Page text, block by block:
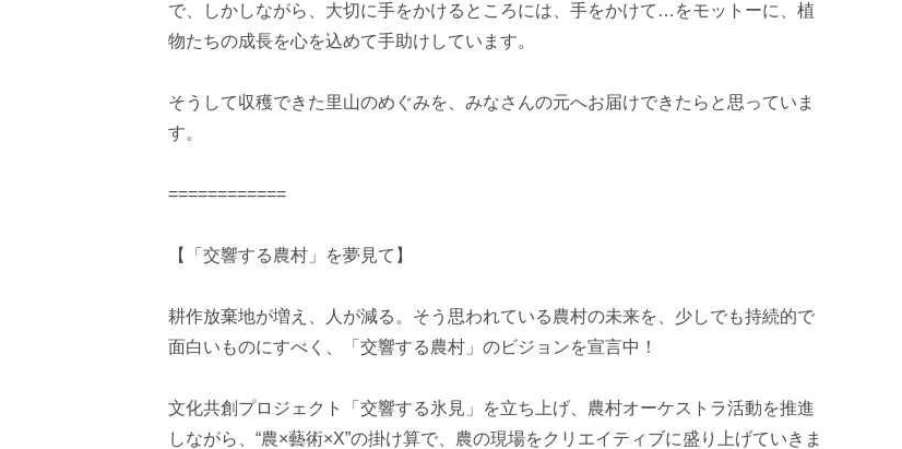
で、しかしながら、大切に手をかけるところには、手をかけて…をモットーに、植
物たちの成長を心を込めて手助けしています。
そうして収穫できた里山のめぐみを、みなさんの元へお届けできたらと思っていま
す。
============
【「交響する農村」を夢見て】
耕作放棄地が増え、人が減る。そう思われている農村の未来を、少しでも持続的で
面白いものにすべく、「交響する農村」のビジョンを宣言中！
文化共創プロジェクト「交響する氷見」を立ち上げ、農村オーケストラ活動を推進
しながら、“農×藝術×X”の掛け算で、農の現場をクリエイティブに盛り上げていきま